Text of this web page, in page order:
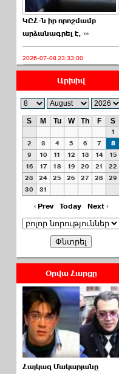
ԿԸՀ-ն իր որոշմամբ
արձանագրել է, ›››
2026-07-08 23:33:00
ՀԱՅԱՊԱՀՊԱՆՈՒԹԻՒՆ՝
ՀԱՒԱՏՔԻ ԵՒ
ԿՐԹՈՒԹԵԱՆ
ՃԱՆԱՊԱՐՀՈՎ ›››
2026-07-06 06:50:00
Ամենաշատը էսօրվանից
էի վախենում.Նիկոլայ
Եղիազարյան ›››
2026-07-05 23:19:00
Արխիվ
S M Tu W Th F S
1
2
3 4 5 6 7
8
9
10 11 12 13 14
15
16
17 18 19 20 21
22
23
24 25 26 27 28
29
30
31
‹ Prev Today Next ›
Օրվա Հարցը
Հայկազ Մակարյանը